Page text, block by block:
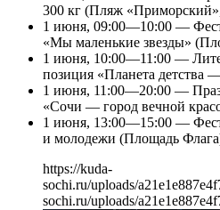
300 кг (Пляж
1 июня, 09:00—10:00 —
«Мы маленькие звезды»
1 июня, 10:00—11:00 —
позиция «Планета
1 июня, 11:00—20:00 —
«Сочи — город вечной
1 июня, 13:00—15:00 —
и молодежи (Площадь
https://kuda-
sochi.ru/uploads/
sochi.ru/uploads/